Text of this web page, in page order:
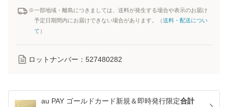
※一部地域・離島につきましては、送料が発生する場合や表示のお届け
予定日期間内にお届けできない場合があります。（送料・配送につい
て ）
ロットナンバー： 527480282
au PAY ゴールドカード新規＆即時発行限定合計